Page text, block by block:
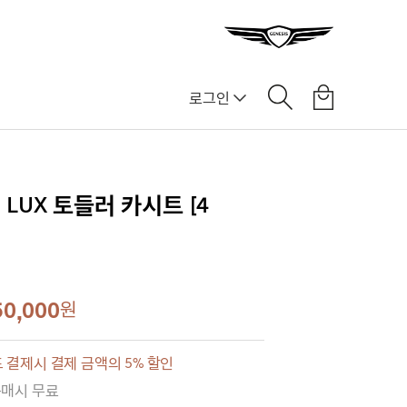
로그인
토들러 카시트 [4
원
결제시 결제 금액의 5% 할인
시 무료